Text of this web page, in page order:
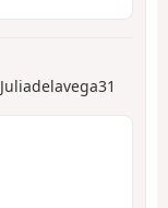
Juliadelavega31